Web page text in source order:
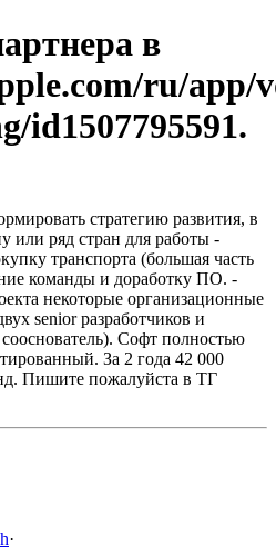
в
ru/app/
id1507795591.
стратегию развития, в
или ряд стран для работы -
транспорта (большая часть
команды и доработку ПО. -
некоторые организационные
senior разработчиков и
Софт полностью
За 2 года 42 000
Пишите пожалуйста в ТГ
·